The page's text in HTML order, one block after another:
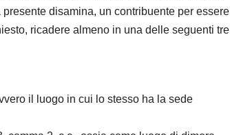
disamina, un contribuente per essere
ricadere almeno in una delle seguenti tre
il luogo in cui lo stesso ha la sede